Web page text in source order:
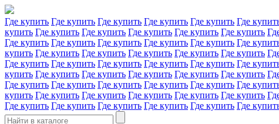
Где купить Где купить Где купить Где купить Где купить Где
купить Где купить Где купить Где купить Где купить Где купить
Где купить Где купить Где купить Где купить Где купить Где
купить Где купить Где купить Где купить Где купить Где купить
Где купить Где купить Где купить Где купить Где купить Где
купить Где купить Где купить Где купить Где купить Где купить
Где купить Где купить Где купить Где купить Где купить Где
купить Где купить Где купить Где купить Где купить Где купить
Где купить Где купить Где купить Где купить Где купить Где